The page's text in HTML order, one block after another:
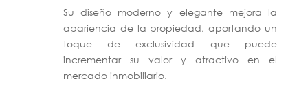
Su diseño moderno y elegante mejora la
apariencia de la propiedad, aportando un
toque de exclusividad que puede
incrementar su valor y atractivo en el
mercado inmobiliario.